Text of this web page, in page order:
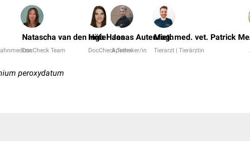
Natascha van den Höfel
DocCheck Team
Inga Haas
DocCheck Team
Jonas Autenrieth
Apotheker/in
Mag. med. vet. Patrick
Tierarzt | Tierärztin
peroxydatum